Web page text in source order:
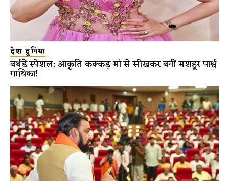
देश दुनिया
बर्थडे स्पेशल: आकृति कक्कड़ मां से सीखकर बनीं मशहूर पार्श्व
गायिका!